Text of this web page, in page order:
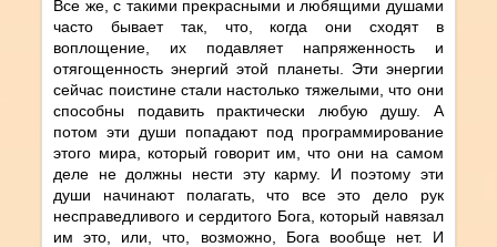
Все же, с такими прекрасными и любящими душами
часто бывает так, что, когда они сходят в
воплощение, их подавляет напряженность и
отягощенность энергий этой планеты. Эти энергии
сейчас поистине стали настолько тяжелыми, что они
способны подавить практически любую душу. А
потом эти души попадают под программирование
этого мира, который говорит им, что они на самом
деле не должны нести эту карму. И поэтому эти
души начинают полагать, что все это дело рук
несправедливого и сердитого Бога, который навязал
им это, или, что, возможно, Бога вообще нет. И